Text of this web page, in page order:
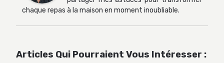
chaque repas à la maison en moment inoubliable.
Articles Qui Pourraient Vous Intéresser :